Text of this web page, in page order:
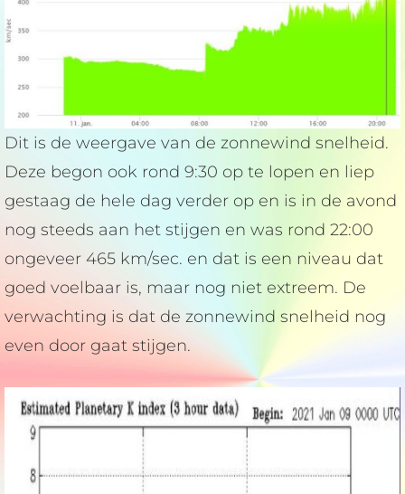
Dit is de weergave van de zonnewind snelheid.
Deze begon ook rond 9:30 op te lopen en liep
gestaag de hele dag verder op en is in de avond
nog steeds aan het stijgen en was rond 22:00
ongeveer 465 km/sec. en dat is een niveau dat
goed voelbaar is, maar nog niet extreem. De
verwachting is dat de zonnewind snelheid nog
even door gaat stijgen.